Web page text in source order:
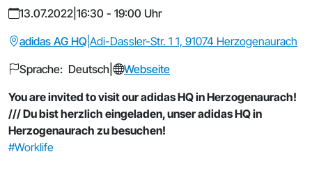
13.07.2022 16:30 - 19:00 Uhr
adidas AG HQ Adi-Dassler-Str. 1 1, 91074 Herzogenaurach
Sprache: Deutsch
Webseite
You are invited to visit our adidas HQ in Herzogenaurach!
/// Du bist herzlich eingeladen, unser adidas HQ in
Herzogenaurach zu besuchen!
#Worklife